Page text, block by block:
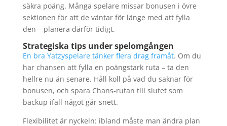
säkra poäng. Många spelare missar bonusen i övre
sektionen för att de väntar för länge med att fylla
den – planera därför tidigt.
Strategiska tips under spelomgången
En bra Yatzyspelare tänker flera drag framåt. Om du
har chansen att fylla en poängstark ruta – ta den
hellre nu än senare. Håll koll på vad du saknar för
bonusen, och spara Chans-rutan till slutet som
backup ifall något går snett.
Flexibilitet är nyckeln: ibland måste man ändra plan